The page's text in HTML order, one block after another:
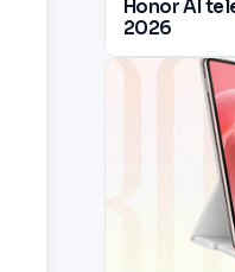
Honor AI
2026